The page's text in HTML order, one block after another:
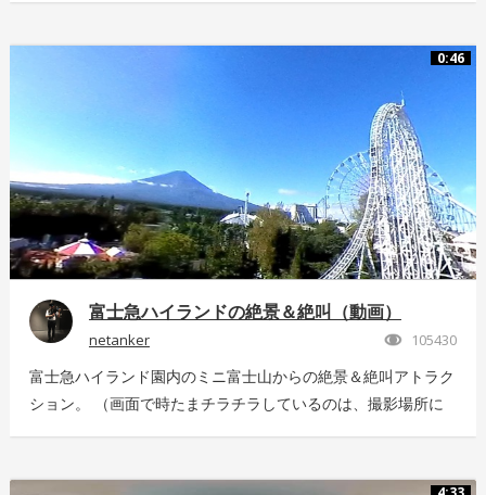
こちら：http://www.redbull.com/cliff-diving
0:46
富士急ハイランドの絶景＆絶叫（動画）
netanker 105430
富士急ハイランド園内のミニ富士山からの絶景＆絶叫アトラク
ション。 （画面で時たまチラチラしているのは、撮影場所に
4125-4c14-9883-5751e4eaac33 後日外周を回っている「ドド